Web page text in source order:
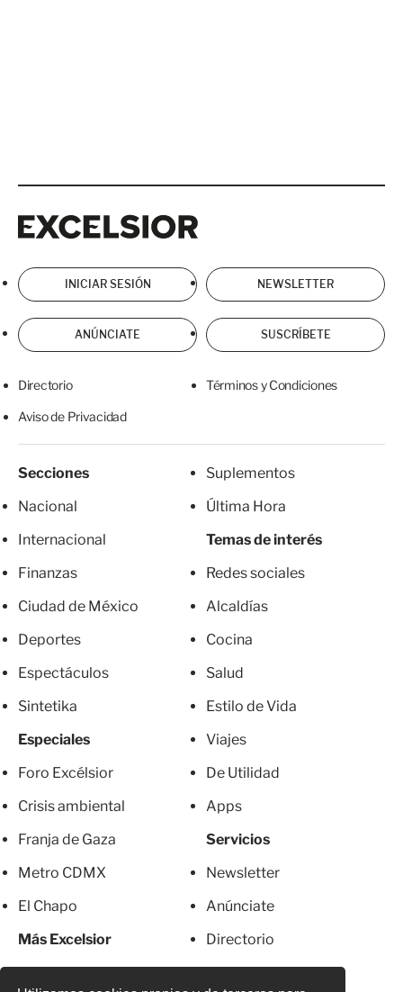
INICIAR SESIÓN NEWSLETTER
ANÚNCIATE SUSCRÍBETE
Directorio Términos y Condiciones
Aviso de Privacidad
Secciones
Nacional
Internacional
Finanzas
Ciudad de México
Deportes
Espectáculos
Sintetika
Especiales
Foro Excélsior
Crisis ambiental
Franja de Gaza
Metro CDMX
El Chapo
Más Excelsior
Suplementos
Última Hora
Temas de interés
Redes sociales
Alcaldías
Cocina
Salud
Estilo de Vida
Viajes
De Utilidad
Apps
Servicios
Newsletter
Anúnciate
Directorio